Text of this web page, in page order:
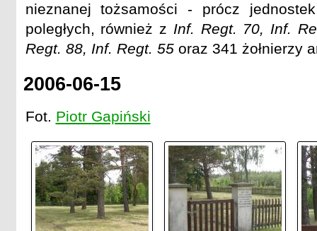
nieznanej tożsamości - prócz
poległych, również z Inf. Regt. 70, Inf.
Regt. 88, Inf. Regt. 55oraz 341 żołnierzy
2006-06-15
Fot. Piotr Gapiński